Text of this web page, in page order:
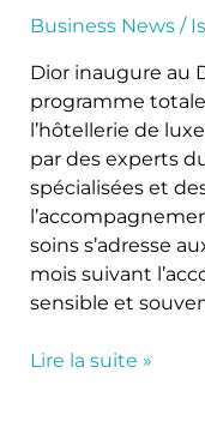
Business News/
Dior inaugure au
programme
l’hôtellerie de
par des experts
spécialisées et
soins s’adresse
mois suivant
sensible et
Lire la suite »